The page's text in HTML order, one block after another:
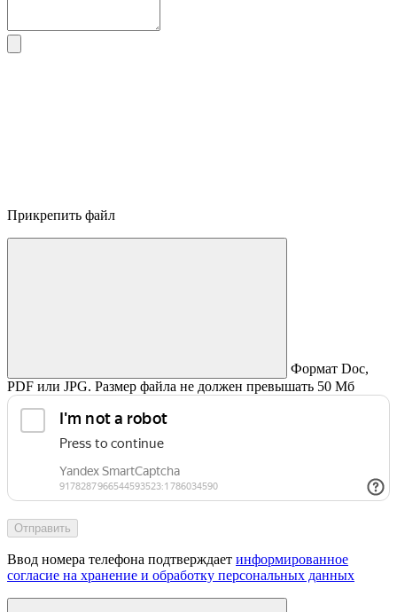
Прикрепить файл
Формат Doc,
PDF или JPG. Размер файла не должен превышать 50 Мб
Отправить
Ввод номера телефона подтверждает информированное
согласие на хранение и обработку персональных данных